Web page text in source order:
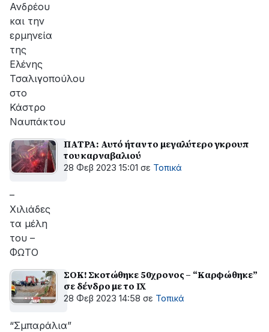
Ανδρέου
και την
ερμηνεία
της
Ελένης
Τσαλιγοπούλου
στο
Κάστρο
Ναυπάκτου
ΠΑΤΡΑ: Αυτό ήταν το μεγαλύτερο γκρουπ
του καρναβαλιού
28 Φεβ 2023 15:01 σε Τοπικά
–
Χιλιάδες
τα μέλη
του –
ΦΩΤΟ
ΣΟΚ! Σκοτώθηκε 50χρονος – “Καρφώθηκε”
σε δένδρο με το ΙΧ
28 Φεβ 2023 14:58 σε Τοπικά
“Σμπαράλια”